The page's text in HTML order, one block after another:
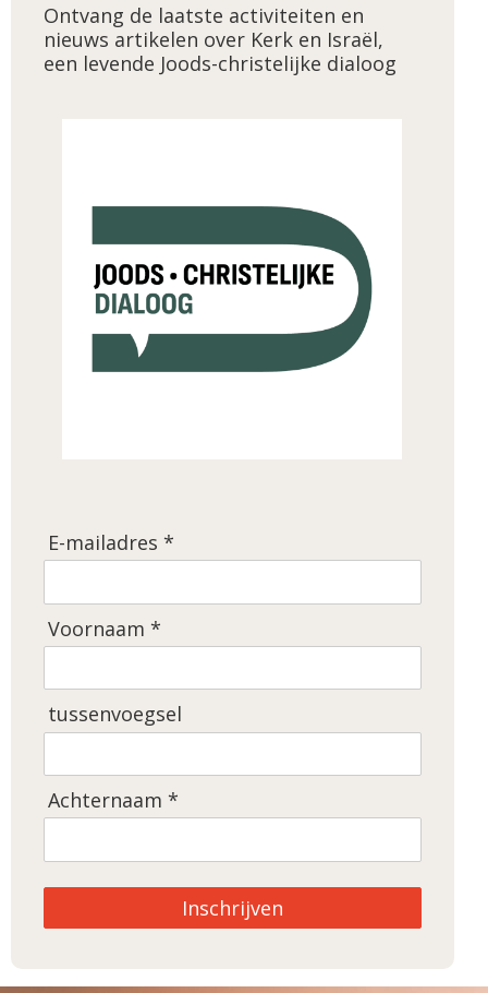
Ontvang de laatste activiteiten en
nieuws artikelen over Kerk en Israël,
een levende Joods-christelijke dialoog
E-mailadres *
Voornaam *
tussenvoegsel
Achternaam *
Inschrijven